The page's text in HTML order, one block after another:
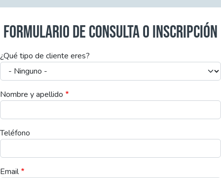
FORMULARIO DE CONSULTA O INSCRIPCIÓN
¿Qué tipo de cliente eres?
Nombre y apellido
Teléfono
Email